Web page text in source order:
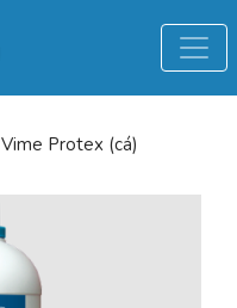
Vime Protex (cá)